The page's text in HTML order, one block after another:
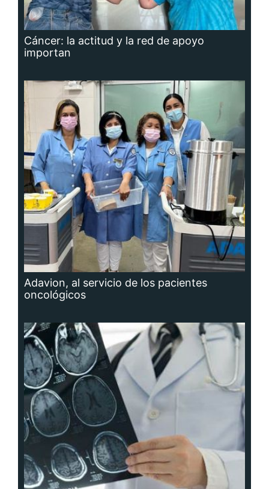
Cáncer: la actitud y la red de apoyo
importan
Adavion, al servicio de los pacientes
oncológicos